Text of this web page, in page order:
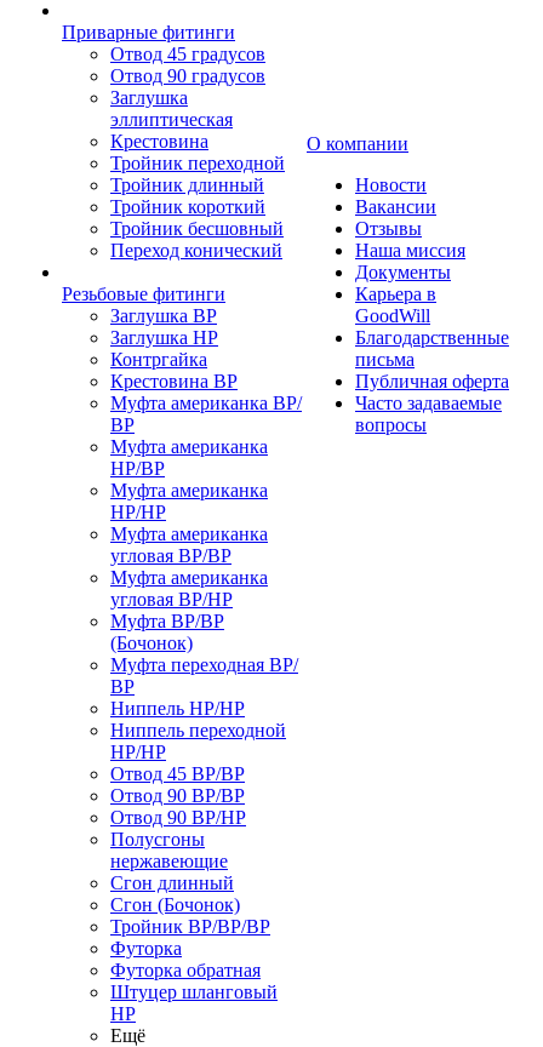
Приварные фитинги
Отвод 45 градусов
Отвод 90 градусов
Заглушка
эллиптическая
Крестовина
Тройник переходной
Тройник длинный
Тройник короткий
Тройник бесшовный
Переход конический
Резьбовые фитинги
Заглушка ВР
Заглушка НР
Контргайка
Крестовина ВР
Муфта американка ВР/
ВР
Муфта американка
НР/ВР
Муфта американка
НР/НР
Муфта американка
угловая ВР/ВР
Муфта американка
угловая ВР/НР
Муфта ВР/ВР
(Бочонок)
Муфта переходная ВР/
ВР
Ниппель НР/НР
Ниппель переходной
НР/НР
Отвод 45 ВР/ВР
Отвод 90 ВР/ВР
Отвод 90 ВР/НР
Полусгоны
нержавеющие
Сгон длинный
Сгон (Бочонок)
Тройник ВР/ВР/ВР
Футорка
Футорка обратная
Штуцер шланговый
НР
Ещё
О компании
Новости
Вакансии
Отзывы
Наша миссия
Документы
Карьера в
GoodWill
Благодарственные
письма
Публичная оферта
Часто задаваемые
вопросы